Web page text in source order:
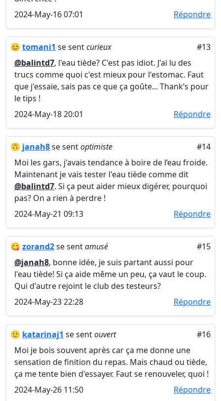
2024-May-16 07:01
Répondre
😊 tomani1 se sentcurieux
#13
@balintd7, l'eau tiède? C'est pas idiot. J'ai lu des
trucs comme quoi c'est mieux pour l'estomac. Faut
que j'essaie, sais pas ce que ça goûte... Thank’s pour
le tips !
2024-May-18 20:01
Répondre
🙃 janah8se sentoptimiste
#14
Moi les gars, j'avais tendance à boire de l’eau froide.
Maintenant je vais tester l'eau tiède comme dit
@balintd7. Si ça peut aider mieux digérer, pourquoi
pas? On a rien à perdre !
2024-May-21 09:13
Répondre
😋 zorand2se sentamusé
#15
@janah8, bonne idée, je suis partant aussi pour
l'eau tiède! Si ça aide même un peu, ça vaut le coup.
Qui d'autre rejoint le club des testeurs?
2024-May-23 22:28
Répondre
🙂 katarinaj1 se sentouvert
#16
Moi je bois souvent après car ça me donne une
sensation de finition du repas. Mais chaud ou tiède,
ça me tente bien d'essayer. Faut se renouveler, quoi !
2024-May-26 11:50
Répondre